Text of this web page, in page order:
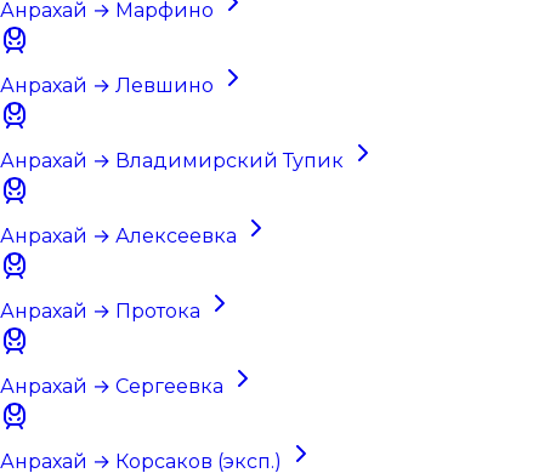
Анрахай → Марфино
Анрахай → Левшино
Анрахай → Владимирский Тупик
Анрахай → Алексеевка
Анрахай → Протока
Анрахай → Сергеевка
Анрахай → Корсаков (эксп.)